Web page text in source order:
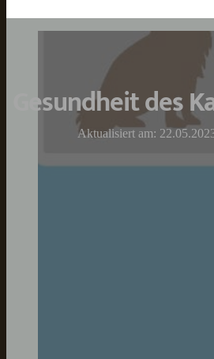
Gesundheit des
Aktualisiert am: